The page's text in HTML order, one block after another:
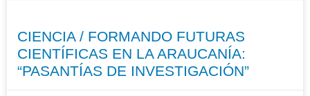
CIENCIA / FORMANDO FUTURAS
CIENTÍFICAS EN LA ARAUCANÍA:
“PASANTÍAS DE INVESTIGACIÓN”